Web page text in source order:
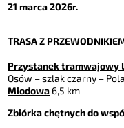
21 marca 2026r.
TRASA Z
Przystanek tramwajowy
Osów – szlak czarny –
Miodowa 6,5 km
Zbiórka chętnych do